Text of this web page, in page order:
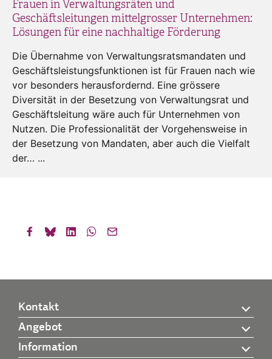
Frauen in Verwaltungsräten und
Geschäftsleitungen mittelgrosser Unternehmen:
Lösungen für eine nachhaltige Förderung
Die Übernahme von Verwaltungsratsmandaten und
Geschäftsleistungsfunktionen ist für Frauen nach wie
vor besonders herausfordernd. Eine grössere
Diversität in der Besetzung von Verwaltungsrat und
Geschäftsleitung wäre auch für Unternehmen von
Nutzen. Die Professionalität der Vorgehensweise in
der Besetzung von Mandaten, aber auch die Vielfalt
der… ...
Kontakt
Angebot
Information